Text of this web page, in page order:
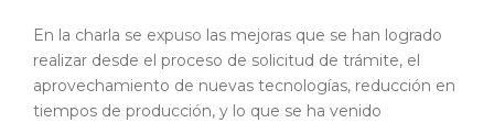
o
k
p
k
En la charla se expuso las mejoras que se han logrado
realizar desde el proceso de solicitud de trámite, el
aprovechamiento de nuevas tecnologías, reducción en
tiempos de producción, y lo que se ha venido